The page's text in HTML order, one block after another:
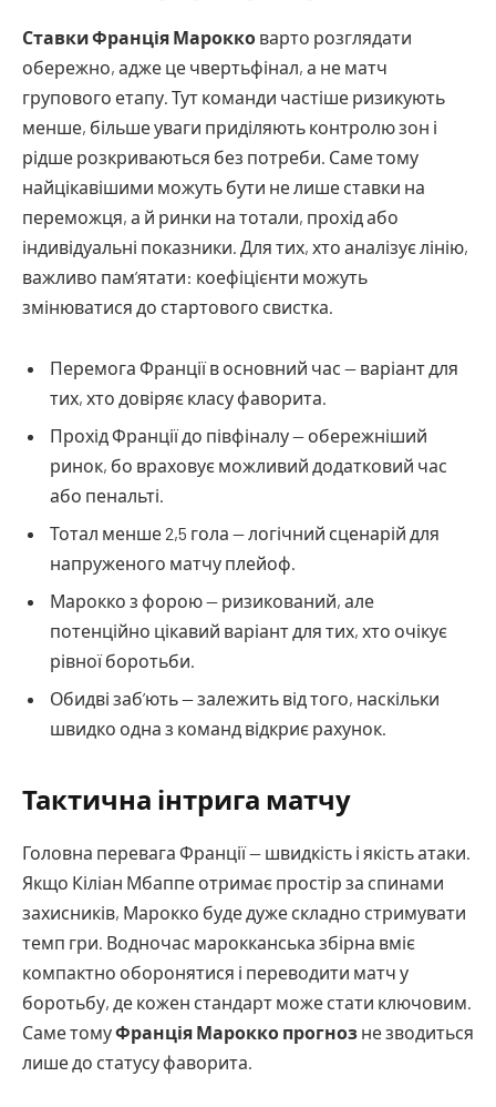
Ставки Франція Марокко варто розглядати
обережно, адже це чвертьфінал, а не матч
групового етапу. Тут команди частіше ризикують
менше, більше уваги приділяють контролю зон і
рідше розкриваються без потреби. Саме тому
найцікавішими можуть бути не лише ставки на
переможця, а й ринки на тотали, прохід або
індивідуальні показники. Для тих, хто аналізує лінію,
важливо пам’ятати: коефіцієнти можуть
змінюватися до стартового свистка.
Перемога Франції в основний час — варіант для
тих, хто довіряє класу фаворита.
Прохід Франції до півфіналу — обережніший
ринок, бо враховує можливий додатковий час
або пенальті.
Тотал менше 2,5 гола — логічний сценарій для
напруженого матчу плейоф.
Марокко з форою — ризикований, але
потенційно цікавий варіант для тих, хто очікує
рівної боротьби.
Обидві заб’ють — залежить від того, наскільки
швидко одна з команд відкриє рахунок.
Тактична інтрига матчу
Головна перевага Франції — швидкість і якість атаки.
Якщо Кіліан Мбаппе отримає простір за спинами
захисників, Марокко буде дуже складно стримувати
темп гри. Водночас марокканська збірна вміє
компактно оборонятися і переводити матч у
боротьбу, де кожен стандарт може стати ключовим.
Саме томуФранція Марокко прогноз не зводиться
лише до статусу фаворита.